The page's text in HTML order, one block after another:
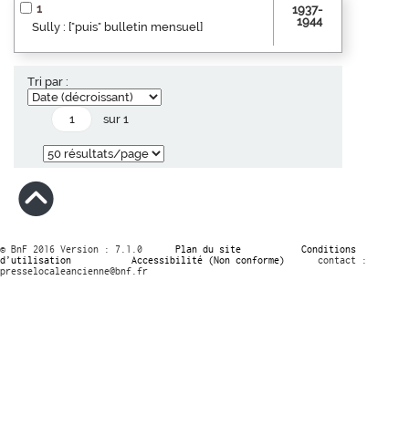
1
Sully : ["puis" bulletin mensuel]
1937-
1944
Tri par :
sur 1
© BnF 2016 Version : 7.1.0 Plan du site
Conditions
d’utilisation
Accessibilité (Non conforme)
contact :
presselocaleancienne@bnf.fr